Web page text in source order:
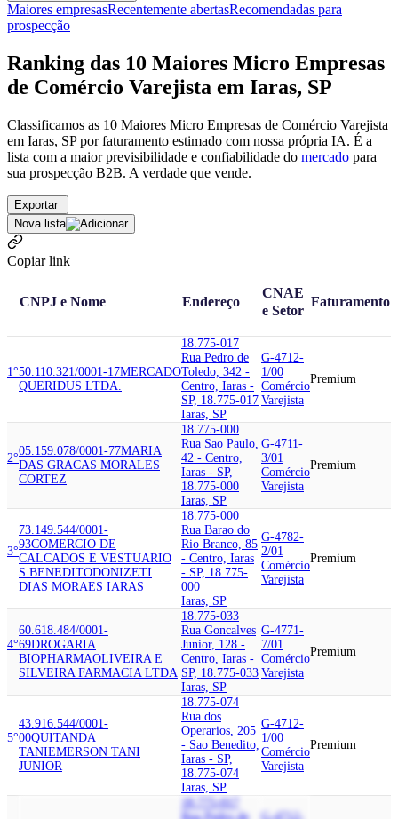
Maiores empresasRecentemente abertasRecomendadas para
prospecção
Ranking das 10 Maiores Micro Empresas
de Comércio Varejista em Iaras, SP
Classificamos as 10 Maiores Micro Empresas de Comércio Varejista
em Iaras, SP por faturamento estimado com nossa própria IA. É a
lista com a maior previsibilidade e confiabilidade do mercado para
sua prospecção B2B. A verdade que vende.
Exportar
Nova lista
Copiar link
CNPJ e Nome Endereço
CNAE
e Setor
Faturamento
1°50.110.321/0001-17MERCADO
QUERIDUS LTDA.
18.775-017
Rua Pedro de
Toledo, 342 -
Centro, Iaras -
SP, 18.775-017
Iaras, SP
G-4712-
1/00
Comércio
Varejista
Premium
2°
05.159.078/0001-77MARIA
DAS GRACAS MORALES
CORTEZ
18.775-000
Rua Sao Paulo,
42 - Centro,
Iaras - SP,
18.775-000
Iaras, SP
G-4711-
3/01
Comércio
Varejista
Premium
3°
73.149.544/0001-
93COMERCIO DE
CALCADOS E VESTUARIO
S BENEDITODONIZETI
DIAS MORAES IARAS
18.775-000
Rua Barao do
Rio Branco, 85
- Centro, Iaras
- SP, 18.775-
000
Iaras, SP
G-4782-
2/01
Comércio
Varejista
Premium
4°
60.618.484/0001-
69DROGARIA
BIOPHARMAOLIVEIRA E
SILVEIRA FARMACIA LTDA
18.775-033
Rua Goncalves
Junior, 128 -
Centro, Iaras -
SP, 18.775-033
Iaras, SP
G-4771-
7/01
Comércio
Varejista
Premium
5°
43.916.544/0001-
00QUITANDA
TANIEMERSON TANI
JUNIOR
18.775-074
Rua dos
Operarios, 205
- Sao Benedito,
Iaras - SP,
18.775-074
Iaras, SP
G-4712-
1/00
Comércio
Varejista
Premium
18.775-017